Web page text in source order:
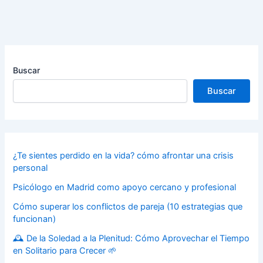
Buscar
Buscar
¿Te sientes perdido en la vida? cómo afrontar una crisis
personal
Psicólogo en Madrid como apoyo cercano y profesional
Cómo superar los conflictos de pareja (10 estrategias que
funcionan)
🕰️ De la Soledad a la Plenitud: Cómo Aprovechar el Tiempo
en Solitario para Crecer 🌱